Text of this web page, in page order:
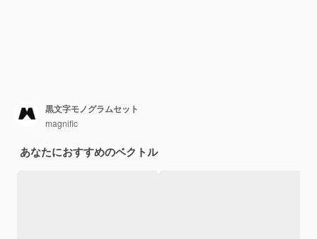
黒文字モノグラムセット
magnific
あなたにおすすめのベクトル